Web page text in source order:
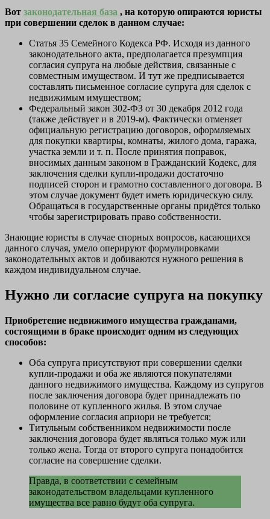
Вот законодательная база , на которую опираются юристы
при совершении сделок в данном случае:
Статья 35 Семейного Кодекса РФ. Исходя из данного
законодательного акта, предполагается презумпция
согласия супруга на любые действия, связанные с
совместным имуществом. И тут же предписывается
составлять письменное согласие супруга для сделок с
недвижимым имуществом;
Федеральный закон 302-ФЗ от 30 декабря 2012 года
(также действует и в 2019-м). Фактически отменяет
официальную регистрацию договоров, оформляемых
для покупки квартиры, комнаты, жилого дома, гаража,
участка земли и т. п. После принятия поправок,
вносимых данным законом в Гражданский Кодекс, для
заключения сделки купли-продажи достаточно
подписей сторон и грамотно составленного договора. В
этом случае документ будет иметь юридическую силу.
Обращаться в государственные органы придётся только
чтобы зарегистрировать право собственности.
Знающие юристы в случае спорных вопросов, касающихся
данного случая, умело оперируют формулировками
законодательных актов и добиваются нужного решения в
каждом индивидуальном случае.
Нужно ли согласие супруга на покупку
Приобретение недвижимого имущества гражданами,
состоящими в браке происходит одним из следующих
способов:
Оба супруга присутствуют при совершении сделки
купли-продажи и оба же являются покупателями
данного недвижимого имущества. Каждому из супругов
после заключения договора будет принадлежать по
половине от купленного жилья. В этом случае
оформление согласия априори не требуется;
Титульным собственником недвижимости после
заключения договора будет являться только муж или
только жена. Тогда от второго супруга понадобится
согласие на совершение сделки.
Правда, в соответствии с семейным
законодательством владельцами купленного
имущества все равно будут оба супруга.